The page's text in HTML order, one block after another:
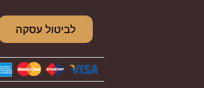
לביטול עסקה